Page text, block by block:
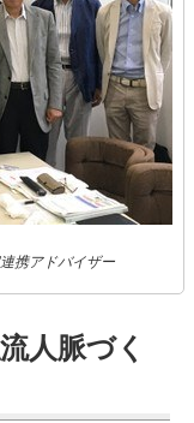
携アドバイザー
人脈づく